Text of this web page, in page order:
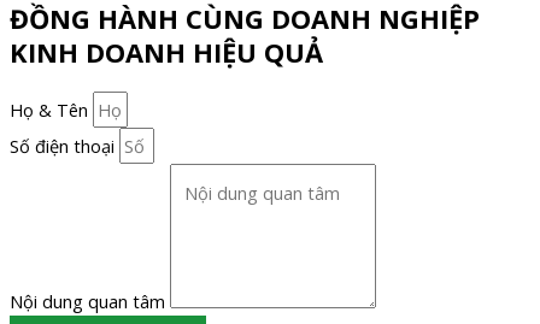
ĐỒNG HÀNH CÙNG DOANH NGHIỆP
KINH DOANH HIỆU QUẢ
Họ & Tên
Số điện thoại
Nội dung quan tâm